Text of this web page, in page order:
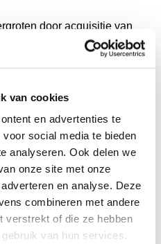
van cookies
en advertenties te
social media te bieden
analyseren. Ook delen we
onze site met onze
en analyse. Deze
combineren met andere
verstrekt of die ze hebben
van hun services.
door acquisitie van
strategische locaties;
bestaande netwerk.
HBO werk- en denkniveau.
trackrecord: Je hebt
bent om nieuwe B2B
competitieve markt.
weet op een charmante
bij nieuwe relaties.
relevante werkervaring